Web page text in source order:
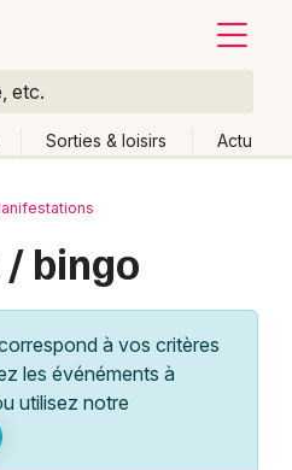
etc.
Sorties & loisirs Actu
bingo
à vos critères
les événéments à
utilisez notre
Près de moi
Effacer les dates